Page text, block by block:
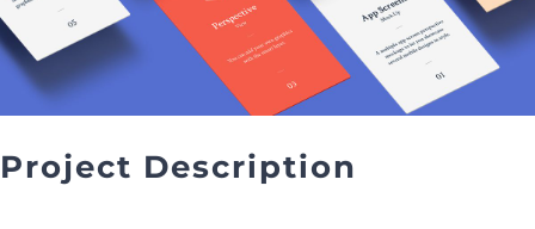
Contact
Project Description